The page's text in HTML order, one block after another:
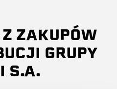
ZAKUPÓW
GRUPY
S.A.